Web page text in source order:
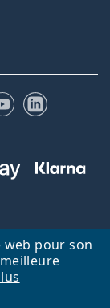
web pour son
YouTubeLinkedIn
République